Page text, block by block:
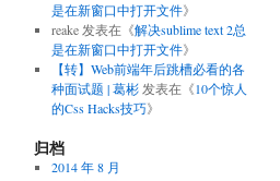
是在新窗口中打开文件》
reake发表在《解决sublime text 2总
是在新窗口中打开文件》
【转】Web前端年后跳槽必看的各
种面试题 | 葛彬发表在《10个惊人
的Css Hacks技巧》
归档
2014 年 8 月